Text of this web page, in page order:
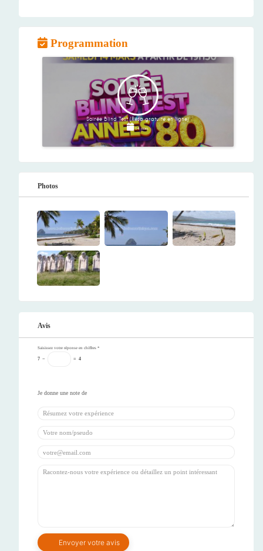
Programmation
Soirée Blind Test (Résa gratuite en ligne)
14 mars
Photos
Avis
Saisissez votre réponse en chiffres *
7 − = 4